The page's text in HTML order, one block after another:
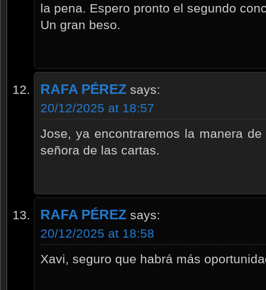
la pena. Espero pronto el segundo
Un gran beso.
RAFA PÉREZ says:
20/12/2025 at 18:57
Jose, ya encontraremos la manera
señora de las cartas.
RAFA PÉREZ says:
20/12/2025 at 18:58
Xavi, seguro que habrá más